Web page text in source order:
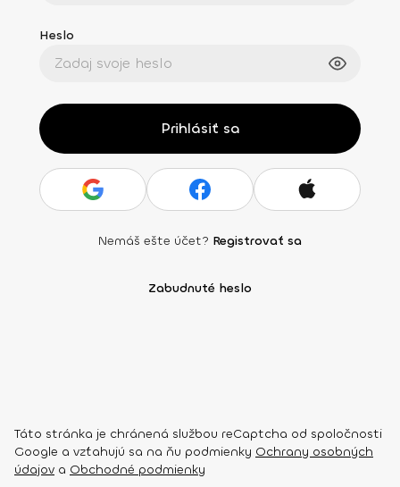
Heslo
Prihlásiť sa
Nemáš ešte účet? Registrovať sa
Zabudnuté heslo
Táto stránka je chránená službou reCaptcha od spoločnosti
Google a vzťahujú sa na ňu podmienky Ochrany osobných
údajov a Obchodné podmienky